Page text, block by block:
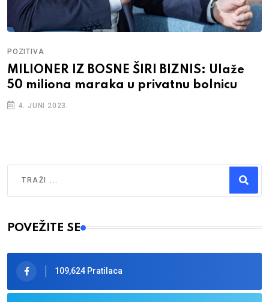
POZITIVA
MILIONER IZ BOSNE ŠIRI BIZNIS: Ulaže
50 miliona maraka u privatnu bolnicu
4. JUNI 2023.
Type 2 or more characters for results.
POVEŽITE SE
109,624 Pratilaca